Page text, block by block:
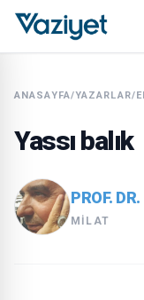
ANASAYFA/YAZARLAR/
Yassı balık
PROF.
MILAT